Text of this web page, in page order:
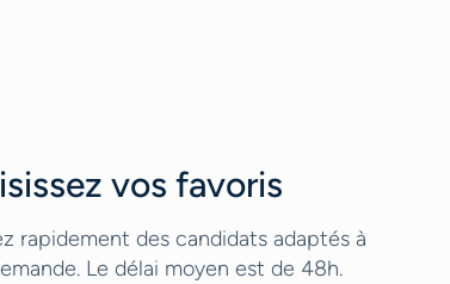
vos favoris
rapidement des candidats adaptés à
Le délai moyen est de 48h.